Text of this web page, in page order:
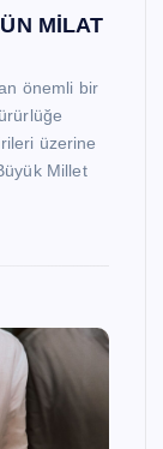
MİLAT
önemli bir
üzerine
Millet